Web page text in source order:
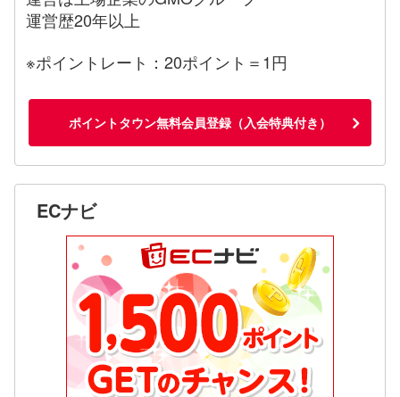
運営歴20年以上
※ポイントレート：20ポイント＝1円
ポイントタウン無料会員登録（入会特典付き）
ECナビ